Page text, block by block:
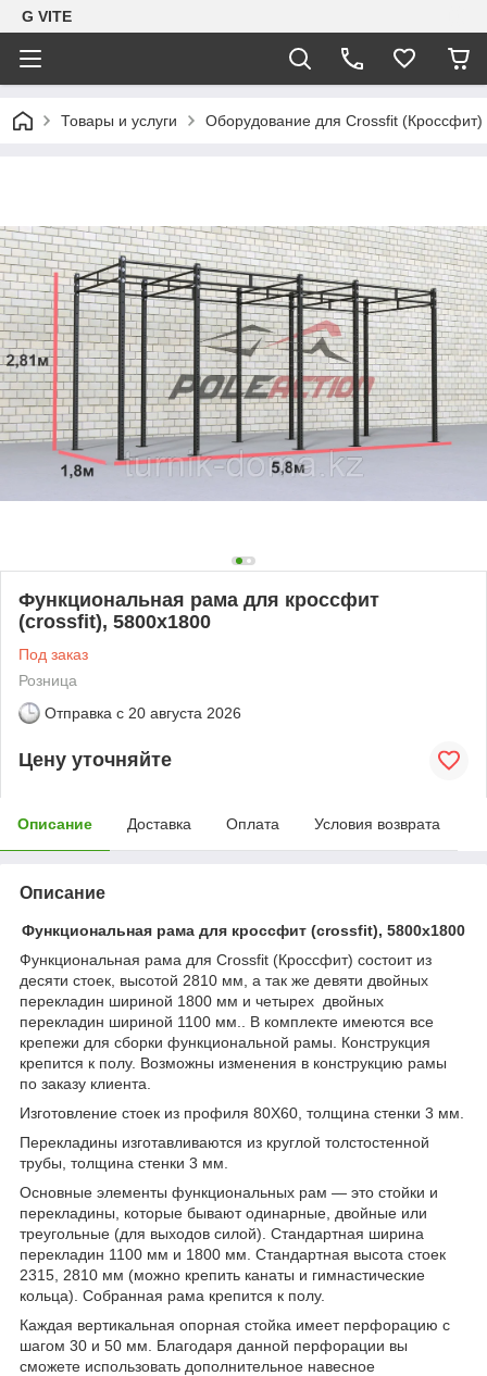
G VITE
Товары и услуги Оборудование для Crossfit (Кроссфит)
Функциональная рама для кроссфит
(crossfit), 5800х1800
Под заказ
Розница
Отправка с 20 августа 2026
Цену уточняйте
Описание Доставка Оплата Условия возврата
Описание
Функциональная рама для кроссфит (crossfit), 5800х1800
Функциональная рама для Crossfit (Кроссфит) состоит из
десяти стоек, высотой 2810 мм, а так же девяти двойных
перекладин шириной 1800 мм и четырех двойных
перекладин шириной 1100 мм.. В комплекте имеются все
крепежи для сборки функциональной рамы. Конструкция
крепится к полу. Возможны изменения в конструкцию рамы
по заказу клиента.
Изготовление стоек из профиля 80Х60, толщина стенки 3 мм.
Перекладины изготавливаются из круглой толстостенной
трубы, толщина стенки 3 мм.
Основные элементы функциональных рам — это стойки и
перекладины, которые бывают одинарные, двойные или
треугольные (для выходов силой). Стандартная ширина
перекладин 1100 мм и 1800 мм. Стандартная высота стоек
2315, 2810 мм (можно крепить канаты и гимнастические
кольца). Собранная рама крепится к полу.
Каждая вертикальная опорная стойка имеет перфорацию с
шагом 30 и 50 мм. Благодаря данной перфорации вы
сможете использовать дополнительное навесное